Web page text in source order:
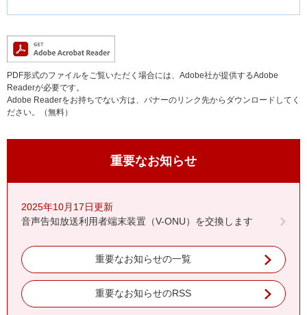
PDF形式のファイルをご覧いただく場合には、Adobe社が提供するAdobe
Readerが必要です。
Adobe Readerをお持ちでない方は、バナーのリンク先からダウンロードしてく
ださい。（無料）
重要なお知らせ
2025年10月17日更新
音声告知放送利用者端末装置（V-ONU）を交換します
重要なお知らせの一覧
重要なお知らせのRSS